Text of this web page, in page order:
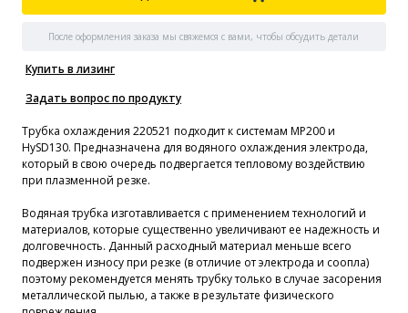
После оформления заказа мы свяжемся с вами, чтобы обсудить детали
Купить в лизинг
Задать вопрос по продукту
Трубка охлаждения 220521 подходит к системам MP200 и
HySD130. Предназначена для водяного охлаждения электрода,
который в свою очередь подвергается тепловому воздействию
при плазменной резке.
Водяная трубка изготавливается с применением технологий и
материалов, которые существенно увеличивают ее надежность и
долговечность. Данный расходный материал меньше всего
подвержен износу при резке (в отличие от электрода и соопла)
поэтому рекомендуется менять трубку только в случае засорения
металлической пылью, а также в результате физического